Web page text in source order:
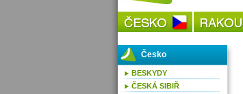
Česko
BESKYDY
ČESKÁ SIBIŘ